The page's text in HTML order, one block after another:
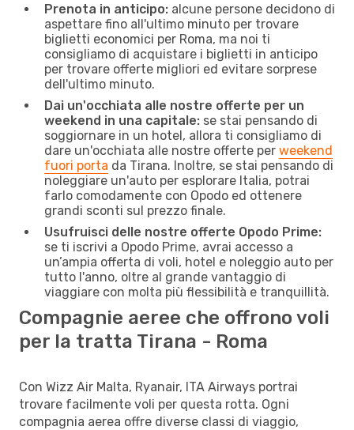
Prenota in anticipo: alcune persone decidono di
aspettare fino all'ultimo minuto per trovare
biglietti economici per Roma, ma noi ti
consigliamo di acquistare i biglietti in anticipo
per trovare offerte migliori ed evitare sorprese
dell'ultimo minuto.
Dai un'occhiata alle nostre offerte per un
weekend in una capitale: se stai pensando di
soggiornare in un hotel, allora ti consigliamo di
dare un'occhiata alle nostre offerte per weekend
fuori porta da Tirana. Inoltre, se stai pensando di
noleggiare un'auto per esplorare Italia, potrai
farlo comodamente con Opodo ed ottenere
grandi sconti sul prezzo finale.
Usufruisci delle nostre offerte Opodo Prime:
se ti iscrivi a Opodo Prime, avrai accesso a
un’ampia offerta di voli, hotel e noleggio auto per
tutto l'anno, oltre al grande vantaggio di
viaggiare con molta più flessibilità e tranquillità.
Compagnie aeree che offrono voli
per la tratta Tirana - Roma
Con Wizz Air Malta, Ryanair, ITA Airways portrai
trovare facilmente voli per questa rotta. Ogni
compagnia aerea offre diverse classi di viaggio,